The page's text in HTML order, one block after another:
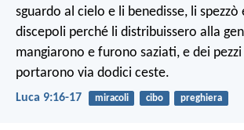
sguardo al cielo e li benedisse, li spezzò
discepoli perché li distribuissero alla
mangiarono e furono saziati, e dei
portarono via dodici ceste.
Luca 9:16-17 miracoli cibo preghiera